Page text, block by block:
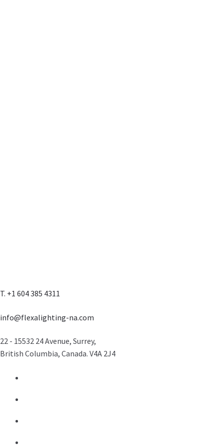
T. +1 604 385 4311
info@flexalighting-na.com
22 - 15532 24 Avenue, Surrey,
British Columbia, Canada. V4A 2J4